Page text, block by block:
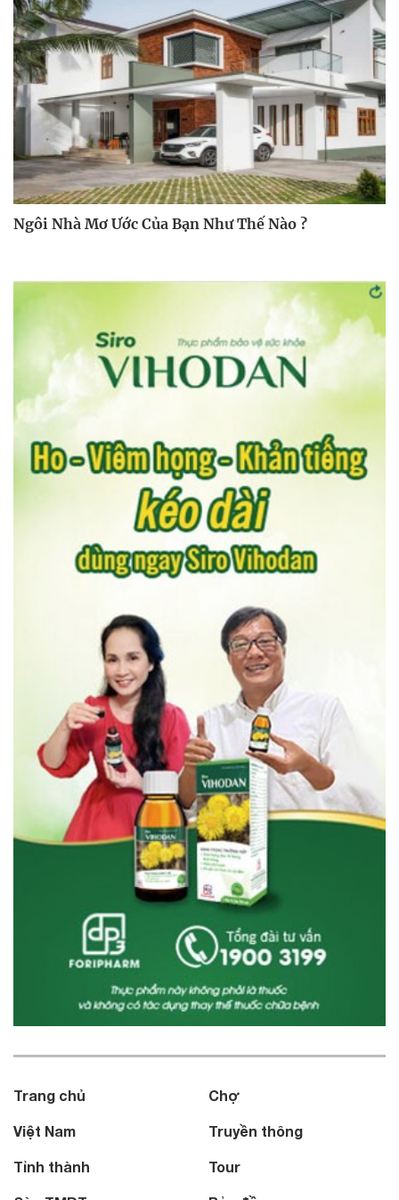
Ngôi Nhà Mơ Ước Của Bạn Như Thế Nào ?
Trang chủ
Việt Nam
Tỉnh thành
Chợ
Truyền thông
Tour